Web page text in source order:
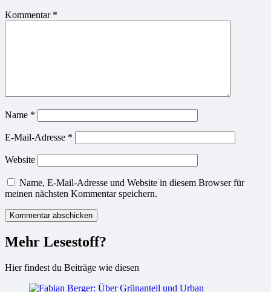
Kommentar *
Name *
E-Mail-Adresse *
Website
Name, E-Mail-Adresse und Website in diesem Browser für
meinen nächsten Kommentar speichern.
Mehr Lesestoff?
Hier findest du Beiträge wie diesen